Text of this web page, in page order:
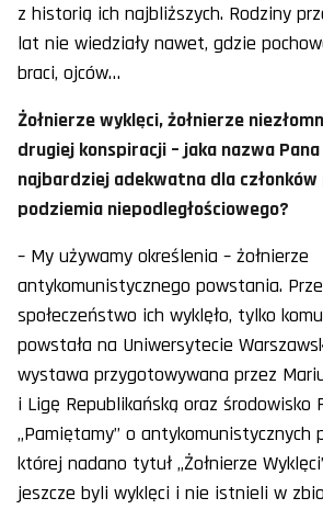
z historią ich najbliższych. Rodziny
lat nie wiedziały nawet, gdzie
braci, ojców…
Żołnierze wyklęci, żołnierze
drugiej konspiracji – jaka nazwa
najbardziej adekwatna dla
podziemia niepodległościowego?
– My używamy określenia – żołnierze
antykomunistycznego powstania.
społeczeństwo ich wyklęło, tylko
powstała na Uniwersytecie
wystawa przygotowywana przez
i Ligę Republikańską oraz środowisko
„Pamiętamy” o antykomunistycznych
której nadano tytuł „Żołnierze
jeszcze byli wyklęci i nie istnieli w